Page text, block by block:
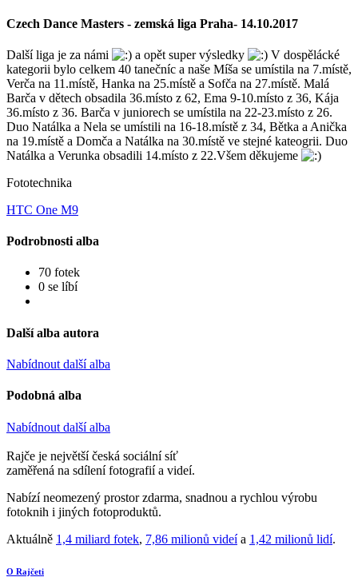
Czech Dance Masters - zemská liga Praha- 14.10.2017
Další liga je za námi a opět super výsledky
V dospělácké
kategorii bylo celkem 40 tanečníc a naše Míša se umístila na 7.místě,
Verča na 11.místě, Hanka na 25.místě a Sofča na 27.místě. Malá
Barča v dětech obsadila 36.místo z 62, Ema 9-10.místo z 36, Kája
36.místo z 36. Barča v juniorech se umístila na 22-23.místo z 26.
Duo Natálka a Nela se umístili na 16-18.místě z 34, Bětka a Anička
na 19.místě a Domča a Natálka na 30.místě ve stejné kateogrii. Duo
Natálka a Verunka obsadili 14.místo z 22.Všem děkujeme
Fototechnika
HTC One M9
Podrobnosti alba
70 fotek
0 se líbí
Další alba autora
Nabídnout další alba
Podobná alba
Nabídnout další alba
Rajče je největší česká sociální síť
zaměřená na sdílení fotografií a videí.
Nabízí neomezený prostor zdarma, snadnou a rychlou výrobu
fotoknih i jiných fotoproduktů.
Aktuálně 1,4 miliard fotek, 7,86 milionů videía 1,42 milionů lidí.
O Rajčeti